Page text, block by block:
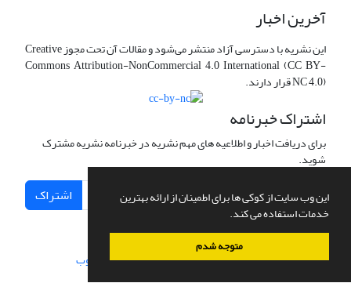
این وب سایت از کوکی ها برای اطمینان از ارائه بهترین
خدمات استفاده می کند.
متوجه شدم
آخرین اخبار
این نشریه با دسترسی آزاد منتشر می‌شود و مقالات آن تحت مجوز Creative
Commons Attribution-NonCommercial 4.0 International (CC BY-
NC 4.0) قرار دارند.
اشتراک خبرنامه
برای دریافت اخبار و اطلاعیه های مهم نشریه در خبرنامه نشریه مشترک
شوید.
اشتراک
سامانه مدیریت نشریات علمی.طراحی و پیاده سازی از سیناوب